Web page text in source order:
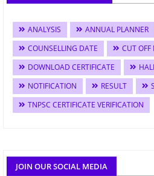
ANALYSIS ANNUAL PLANNER
COUNSELLING DATE
CUT OFF
DOWNLOAD CERTIFICATE
NOTIFICATION
RESULT
TNPSC CERTIFICATE VERIFICATION
JOIN OUR SOCIAL MEDIA